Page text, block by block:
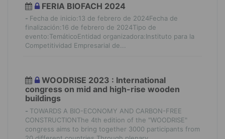
FERIA BIOFACH 2024
- Fecha de inicio:13 de febrero de 2024Fecha de
finalización:16 de febrero de 2024Tipo de
evento:TemáticoEntidad organizadora:Instituto para la
Competitividad Empresarial de...
WOODRISE 2023 : International
congress on mid and high-rise wooden
buildings
- TOWARDS A BIO-ECONOMY AND CARBON-FREE
CONSTRUCTIONThe 4th edition of the "WOODRISE"
congress aims to bring together 3000 participants from